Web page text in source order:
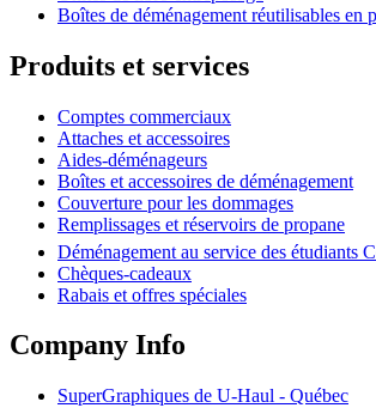
Boîtes de déménagement réutilisables en
Produits et services
Comptes commerciaux
Attaches et accessoires
Aides-déménageurs
Boîtes et accessoires de déménagement
Couverture pour les dommages
Remplissages et réservoirs de propane
Déménagement au service des étudiants
Chèques-cadeaux
Rabais et offres spéciales
Company Info
SuperGraphiques de U-Haul - Québec